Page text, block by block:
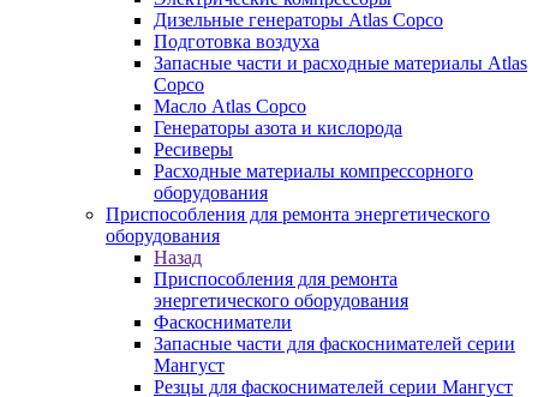
Дизельные генераторы Atlas Copco
Подготовка воздуха
Запасные части и расходные материалы Atlas
Copco
Масло Atlas Copco
Генераторы азота и кислорода
Ресиверы
Расходные материалы компрессорного
оборудования
Приспособления для ремонта энергетического
оборудования
Назад
Приспособления для ремонта
энергетического оборудования
Фаскосниматели
Запасные части для фаскоснимателей серии
Мангуст
Резцы для фаскоснимателей серии Мангуст